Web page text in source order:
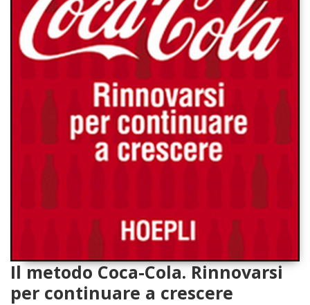
Il metodo Coca-Cola. Rinnovarsi
per continuare a crescere